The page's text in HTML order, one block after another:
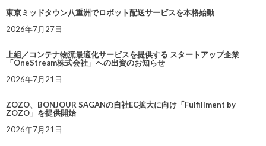
東京ミッドタウン八重洲でロボット配送サービスを本格始動
2026年7月27日
上組／コンテナ物流最適化サービスを提供する スタートアップ企業
「OneStream株式会社」への出資のお知らせ
2026年7月21日
ZOZO、BONJOUR SAGANの自社EC拡大に向け「Fulfillment by
ZOZO」を提供開始
2026年7月21日